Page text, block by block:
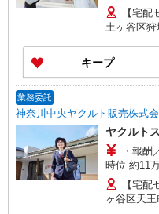
超えた高
合わせて最
稼げます
【宅
土ヶ谷区狩
キープ
業務委託
神奈川中央ヤクルト販売株式
ヤクルト
・報酬
時位 約11
超えた高
合わせて最
稼げます
【宅
ヶ谷区天王